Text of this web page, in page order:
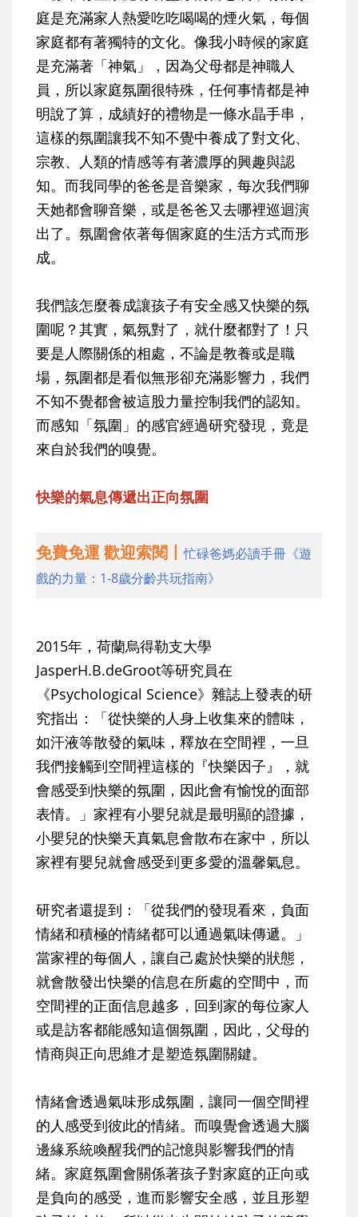
庭是充滿家人熱愛吃吃喝喝的煙火氣，每個
家庭都有著獨特的文化。像我小時候的家庭
是充滿著「神氣」，因為父母都是神職人
員，所以家庭氛圍很特殊，任何事情都是神
明說了算，成績好的禮物是一條水晶手串，
這樣的氛圍讓我不知不覺中養成了對文化、
宗教、人類的情感等有著濃厚的興趣與認
知。而我同學的爸爸是音樂家，每次我們聊
天她都會聊音樂，或是爸爸又去哪裡巡迴演
出了。氛圍會依著每個家庭的生活方式而形
成。
我們該怎麼養成讓孩子有安全感又快樂的氛
圍呢？其實，氣氛對了，就什麼都對了！只
要是人際關係的相處，不論是教養或是職
場，氛圍都是看似無形卻充滿影響力，我們
不知不覺都會被這股力量控制我們的認知。
而感知「氛圍」的感官經過研究發現，竟是
來自於我們的嗅覺。
快樂的氣息傳遞出正向氛圍
免費免運 歡迎索閱丨忙碌爸媽必讀手冊《遊
戲的力量：1-8歲分齡共玩指南》
2015年，荷蘭烏得勒支大學
JasperH.B.deGroot等研究員在
《Psychological Science》雜誌上發表的研
究指出：「從快樂的人身上收集來的體味，
如汗液等散發的氣味，釋放在空間裡，一旦
我們接觸到空間裡這樣的『快樂因子』，就
會感受到快樂的氛圍，因此會有愉悅的面部
表情。」家裡有小嬰兒就是最明顯的證據，
小嬰兒的快樂天真氣息會散布在家中，所以
家裡有嬰兒就會感受到更多愛的溫馨氣息。
研究者還提到：「從我們的發現看來，負面
情緒和積極的情緒都可以通過氣味傳遞。」
當家裡的每個人，讓自己處於快樂的狀態，
就會散發出快樂的信息在所處的空間中，而
空間裡的正面信息越多，回到家的每位家人
或是訪客都能感知這個氛圍，因此，父母的
情商與正向思維才是塑造氛圍關鍵。
情緒會透過氣味形成氛圍，讓同一個空間裡
的人感受到彼此的情緒。而嗅覺會透過大腦
邊緣系統喚醒我們的記憶與影響我們的情
緒。家庭氛圍會關係著孩子對家庭的正向或
是負向的感受，進而影響安全感，並且形塑